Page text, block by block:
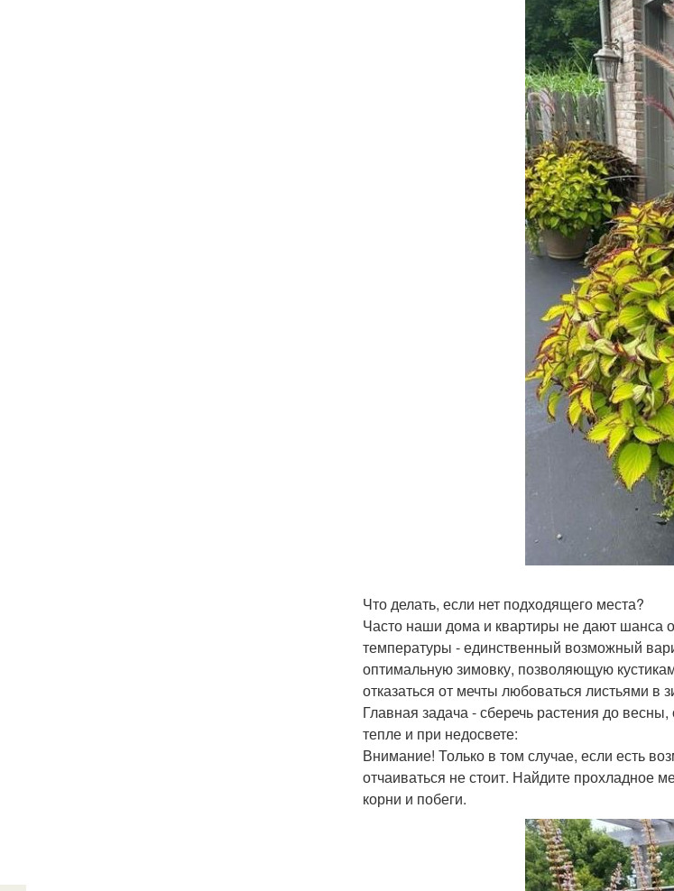
Что делать, если нет подходящего места?
Часто наши дома и квартиры не дают шанса
температуры - единственный возможный
оптимальную зимовку, позволяющую
отказаться от мечты любоваться листьями
Главная задача - сберечь растения до
тепле и при недосвете:
Внимание! Только в том случае, если есть
отчаиваться не стоит. Найдите прохладное
корни и побеги.